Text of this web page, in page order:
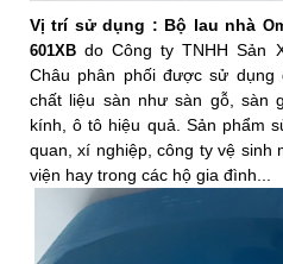
Vị trí sử dụng : Bộ lau nhà
601XB doCông ty TNHH Sản
Châu phân phối được sử
chất liệu sàn như sàn gỗ, sàn
kính, ô tô hiệu quả. Sản phẩm
quan, xí nghiệp, công ty vệ sinh
viện hay trong các hộ gia đình...